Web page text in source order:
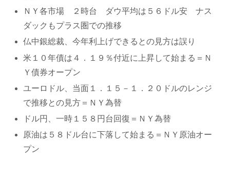
ＮＹ各市場 ２時台 ダウ平均は５６ドル安 ナス
ダックもプラス圏での推移
仏中銀総裁、今年利上げできるとの見方は誤り
米１０年債は４．１９％付近に上昇して始まる＝Ｎ
Ｙ債券オープン
ユーロドル、当面１．１５－１．２０ドルのレンジ
で推移との見方＝ＮＹ為替
ドル円、一時１５８円台回復＝ＮＹ為替
原油は５８ドル台に下落して始まる＝ＮＹ原油オー
プン